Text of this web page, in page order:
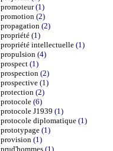
promoteur(1)
promotion (2)
propagation (2)
propriété (1)
propriété intellectuelle (1)
propulsion (4)
prospect (1)
prospection (2)
prospective (1)
protection (2)
protocole (6)
protocole J1939 (1)
protocole diplomatique (1)
prototypage (1)
provision (1)
prud'hommes (1)